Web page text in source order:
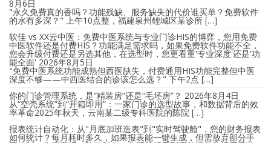
8月6日
"永久免费真的香吗？功能残缺、服务缺失的代价谁买单？免费软件
的水有多深？" 上午10点整，福建泉州鲤城区某诊所 […]
软佳 vs XX云中医：免费中医系统与专业门诊HIS的博弈，您用免费
中医软件还是付费HIS？功能满足需求吗，如果免费软件功能不全，
您会升级付费还是另选其他，在选型时，您更看重'专业深度'还是'功
能全面' 2026年8月5日
"免费中医系统功能成熟但西医缺失，付费通用HIS功能完整但中医
深度不够——中西医结合的诊该怎么选？" 下午2点 […]
你的门诊管理系统，是“精装房”还是“毛坯房”？ 2026年8月4日
从“空壳系统”到“开箱即用”：一家门诊的选型故事，和数据背后的效
率革命2025年秋天，云南某二级专科医院的陈院 […]
报表统计自动化：从"月底加班造表"到"实时驾驶舱"，您的财务报表
如何统计？每月耗时多久，如果报表能一键生成，但需放弃部分手